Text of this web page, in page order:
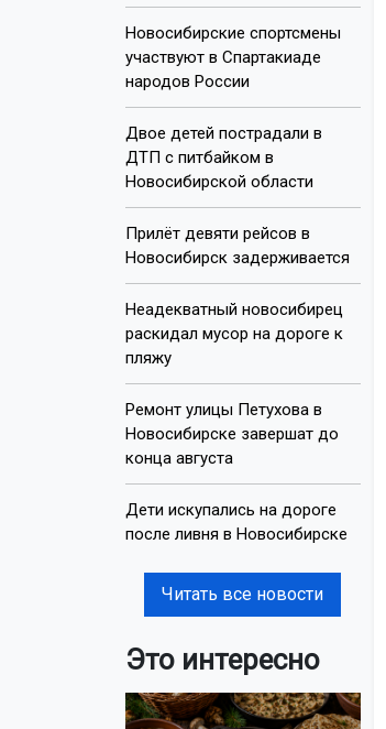
Новосибирские спортсмены
участвуют в Спартакиаде
народов России
Двое детей пострадали в
ДТП с питбайком в
Новосибирской области
Прилёт девяти рейсов в
Новосибирск задерживается
Неадекватный новосибирец
раскидал мусор на дороге к
пляжу
Ремонт улицы Петухова в
Новосибирске завершат до
конца августа
Дети искупались на дороге
после ливня в Новосибирске
Читать все новости
Это интересно